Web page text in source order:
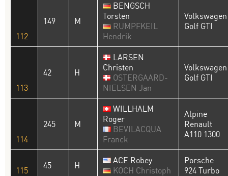
112
149 M
BENGSCH
Torsten
RUMPFKEIL
Hendrik
Volkswagen
Golf GTI
113
42 H
LARSEN
Christen
OSTERGAARD-
NIELSEN Jan
Volkswagen
Golf GTI
114
245 M
WILLHALM
Roger
BEVILACQUA
Franck
Alpine
Renault
A110 1300
115 45 H
ACE Robey
KOCH Christoph
Porsche
924 Turbo